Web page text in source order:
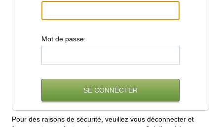
Mot de passe:
Pour des raisons de sécurité, veuillez vous déconnecter et